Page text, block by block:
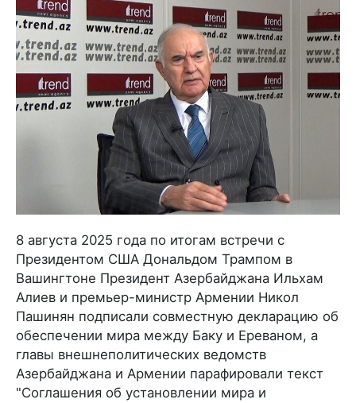
8 августа 2025 года по итогам встречи с
Президентом США Дональдом Трампом в
Вашингтоне Президент Азербайджана Ильхам
Алиев и премьер-министр Армении Никол
Пашинян подписали совместную декларацию об
обеспечении мира между Баку и Ереваном, а
главы внешнеполитических ведомств
Азербайджана и Армении парафировали текст
"Соглашения об установлении мира и